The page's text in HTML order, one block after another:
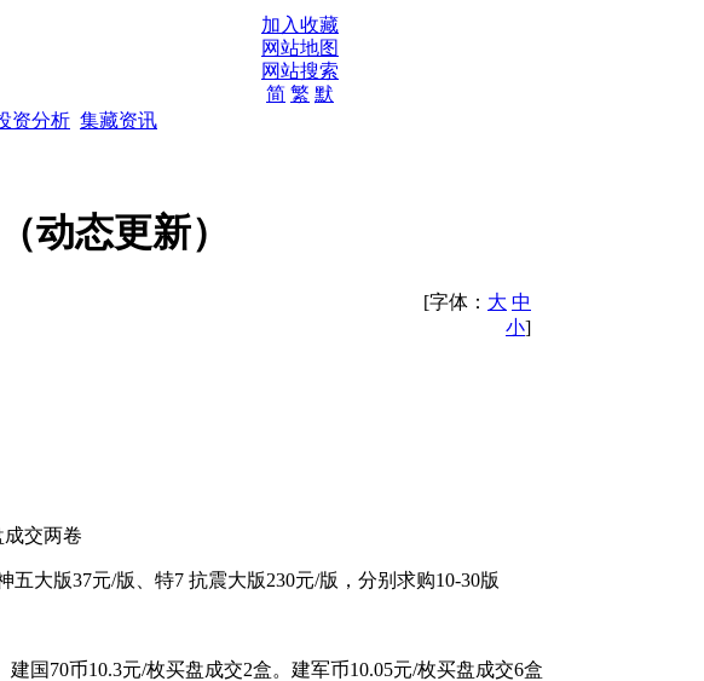
加入收藏
网站地图
网站搜索
简 繁 默
资分析 集藏资讯
动态更新）
[字体： 大 中
小]
成交两卷
大版37元/版、特7 抗震大版230元/版，分别求购10-30版
国70币10.3元/枚买盘成交2盒。建军币10.05元/枚买盘成交6盒